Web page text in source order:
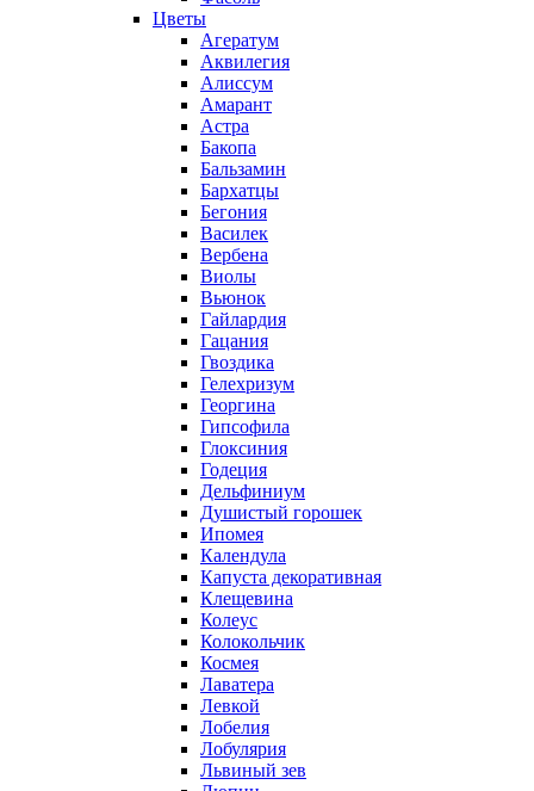
Цветы
Агератум
Аквилегия
Алиссум
Амарант
Астра
Бакопа
Бальзамин
Бархатцы
Бегония
Василек
Вербена
Виолы
Вьюнок
Гайлардия
Гацания
Гвоздика
Гелехризум
Георгина
Гипсофила
Глоксиния
Годеция
Дельфиниум
Душистый горошек
Ипомея
Календула
Капуста декоративная
Клещевина
Колеус
Колокольчик
Космея
Лаватера
Левкой
Лобелия
Лобулярия
Львиный зев